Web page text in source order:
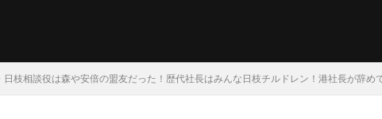
枝相談役は森や安倍の盟友だった！歴代社長はみんな日枝チルドレン！港社長が辞め